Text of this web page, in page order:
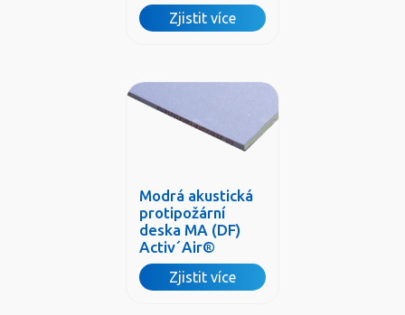
Zjistit více
Modrá akustická
protipožární
deska MA (DF)
Activ´Air®
Zjistit více